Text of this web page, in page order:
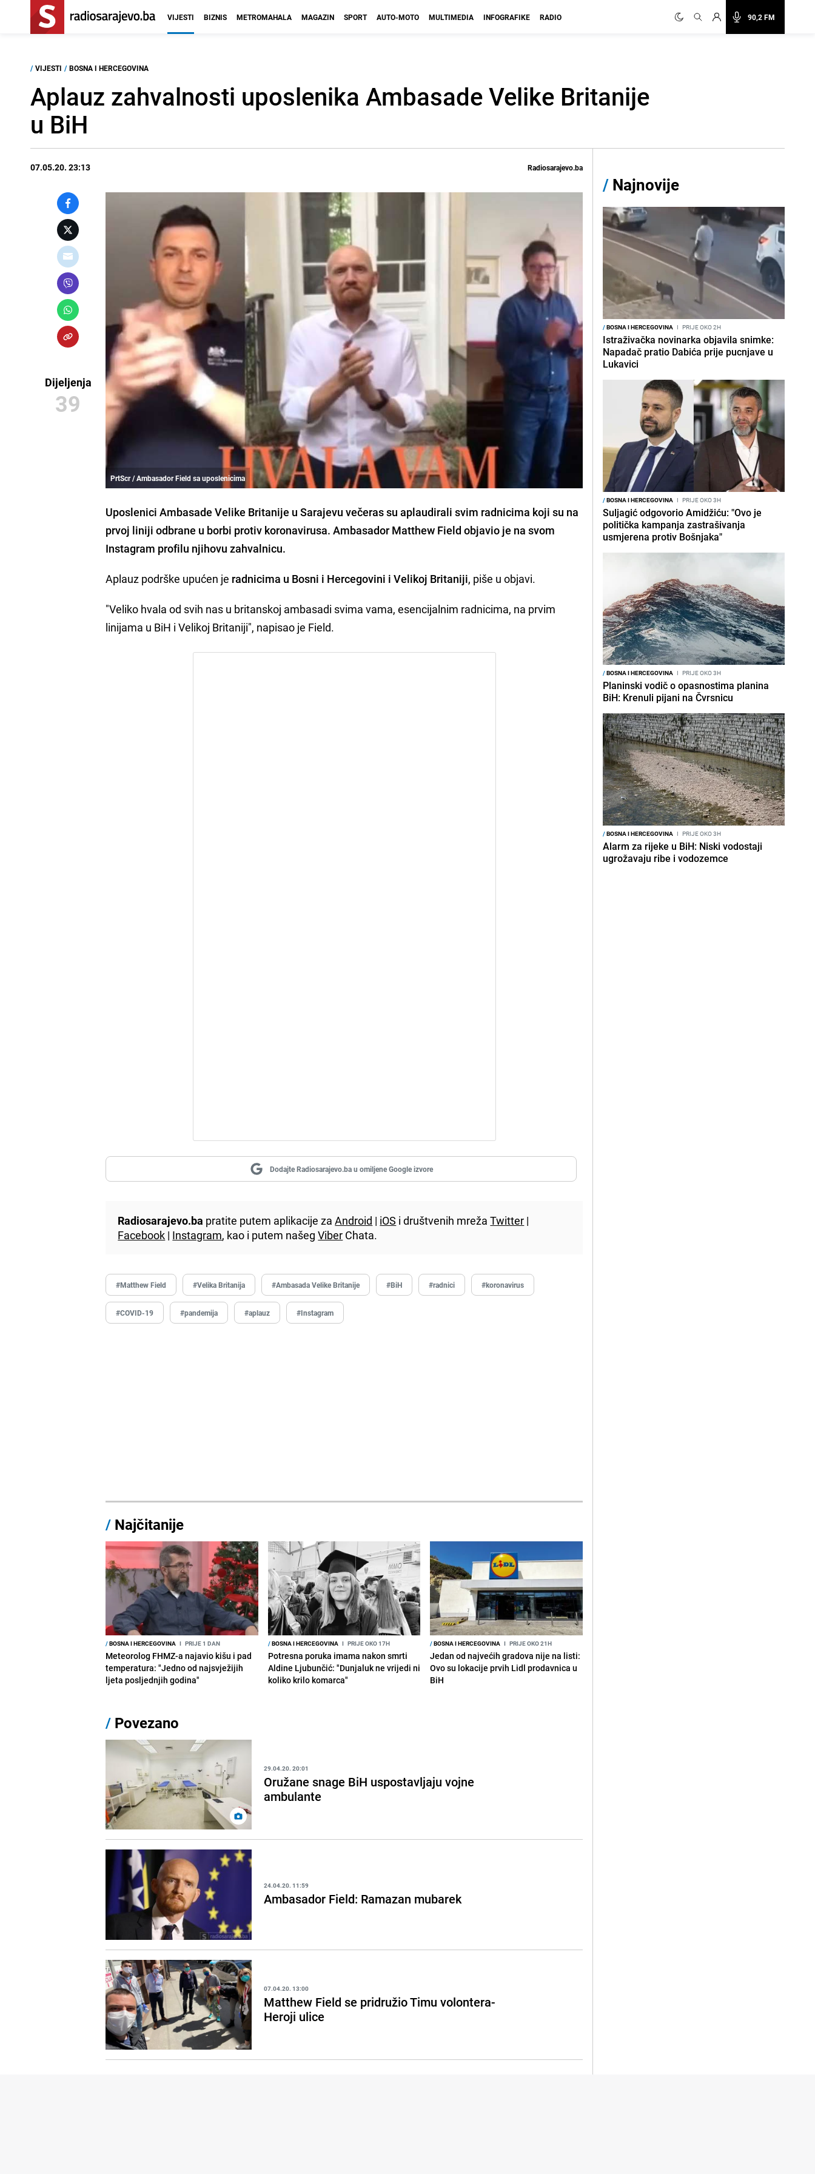
90,2 FM
VIJESTI BIZNIS METROMAHALA MAGAZIN SPORT AUTO-MOTO MULTIMEDIA INFOGRAFIKE RADIO
/ VIJESTI / BOSNA I HERCEGOVINA
Aplauz zahvalnosti uposlenika Ambasade Velike Britanije
u BiH
07.05.20. 23:13 Radiosarajevo.ba
Dijeljenja
39
PrtScr / Ambasador Field sa uposlenicima
UposleniciAmbasade Velike Britanije u Sarajevu večeras su aplaudirali svim radnicima koji su na
prvoj liniji odbrane u borbi protiv koronavirusa.Ambasador Matthew Field objavio je na svom
Instagram profilu njihovu zahvalnicu.
Aplauz podrške upućen je radnicima u Bosni i Hercegovini i Velikoj Britaniji, piše u objavi.
"Veliko hvala od svih nas u britanskoj ambasadi svima vama, esencijalnim radnicima, na prvim
linijama u BiH i Velikoj Britaniji", napisao je Field.
Dodajte Radiosarajevo.ba u omiljene Google izvore
Radiosarajevo.ba pratite putem aplikacije zaAndroid | iOS i društvenih mrežaTwitter |
Facebook | Instagram, kao i putem našegViber Chata.
#Matthew Field #Velika Britanija #Ambasada Velike Britanije #BiH #radnici #koronavirus
#COVID-19 #pandemija #aplauz #Instagram
/ Najčitanije
/BOSNA I HERCEGOVINA I PRIJE 1 DAN
Meteorolog FHMZ-a najavio kišu i pad
temperatura: "Jedno od najsvježijih
ljeta posljednjih godina"
/BOSNA I HERCEGOVINA I PRIJE OKO 17H
Potresna poruka imama nakon smrti
Aldine Ljubunčić: "Dunjaluk ne vrijedi ni
koliko krilo komarca"
/BOSNA I HERCEGOVINA I PRIJE OKO 21H
Jedan od najvećih gradova nije na listi:
Ovo su lokacije prvih Lidl prodavnica u
BiH
/ Povezano
29.04.20. 20:01
Oružane snage BiH uspostavljaju vojne
ambulante
24.04.20. 11:59
Ambasador Field: Ramazan mubarek
07.04.20. 13:00
Matthew Field se pridružio Timu volontera-
Heroji ulice
/ Najnovije
/BOSNA I HERCEGOVINA I PRIJE OKO 2H
Istraživačka novinarka objavila snimke:
Napadač pratio Dabića prije pucnjave u
Lukavici
/BOSNA I HERCEGOVINA I PRIJE OKO 3H
Suljagić odgovorio Amidžiću: "Ovo je
politička kampanja zastrašivanja
usmjerena protiv Bošnjaka"
/BOSNA I HERCEGOVINA I PRIJE OKO 3H
Planinski vodič o opasnostima planina
BiH: Krenuli pijani na Čvrsnicu
/BOSNA I HERCEGOVINA I PRIJE OKO 3H
Alarm za rijeke u BiH: Niski vodostaji
ugrožavaju ribe i vodozemce